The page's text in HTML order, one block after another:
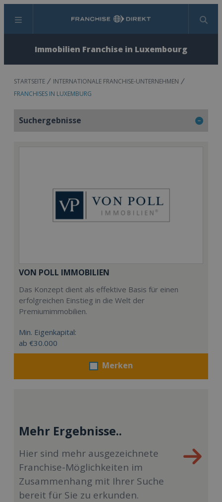
Menü Suchen
Immobilien Franchise in Luxembourg
STARTSEITE
INTERNATIONALE FRANCHISE-UNTERNEHMEN
FRANCHISES IN LUXEMBURG
Suchergebnisse
VON POLL IMMOBILIEN
Das Konzept dient als effektive Basis für einen
erfolgreichen Einstieg in die Welt der
Premiumimmobilien.
Min. Eigenkapital:
ab €30.000
Merken
Mehr Ergebnisse..
Hier sind mehr ausgezeichnete
Franchise-Möglichkeiten im
Zusammenhang mit Ihrer Suche
bereit für Sie zu erkunden.